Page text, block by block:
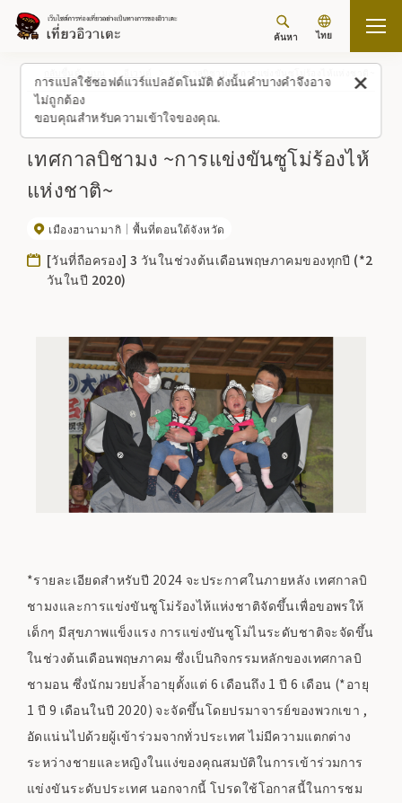
การแปลใช้ซอฟต์แวร์แปลอัตโนมัติ ดังนั้นคำบางคำจึงอาจ
ไม่ถูกต้อง
ขอบคุณสำหรับความเข้าใจของคุณ.
ค้นหา ไทย
กลับขึ้นด้านบน อีเวนต์ เทศกาลบิชามง ~การแข่งขันซูโม่ร้องไห้แห่งชาติ~
เทศกาลบิชามง ~การแข่งขันซูโม่ร้องไห้
แห่งชาติ~
เมืองฮานามากิ พื้นที่ตอนใต้จังหวัด
[วันที่ถือครอง] 3 วันในช่วงต้นเดือนพฤษภาคมของทุกปี (*2
วันในปี 2020)
*รายละเอียดสำหรับปี 2024 จะประกาศในภายหลัง เทศกาลบิ
ชามงและการแข่งขันซูโม่ร้องไห้แห่งชาติจัดขึ้นเพื่อขอพรให้
เด็กๆ มีสุขภาพแข็งแรง การแข่งขันซูโม่ไนระดับชาติจะจัดขึ้น
ในช่วงต้นเดือนพฤษภาคม ซึ่งเป็นกิจกรรมหลักของเทศกาลบิ
ชามอน ซึ่งนักมวยปล้ำอายุตั้งแต่ 6 เดือนถึง 1 ปี 6 เดือน (*อายุ
1 ปี 9 เดือนในปี 2020) จะจัดขึ้นโดยปรมาจารย์ของพวกเขา ,
อัดแน่นไปด้วยผู้เข้าร่วมจากทั่วประเทศ ไม่มีความแตกต่าง
ระหว่างชายและหญิงในแง่ของคุณสมบัติในการเข้าร่วมการ
แข่งขันระดับประเทศ นอกจากนี้ โปรดใช้โอกาสนี้ในการชม